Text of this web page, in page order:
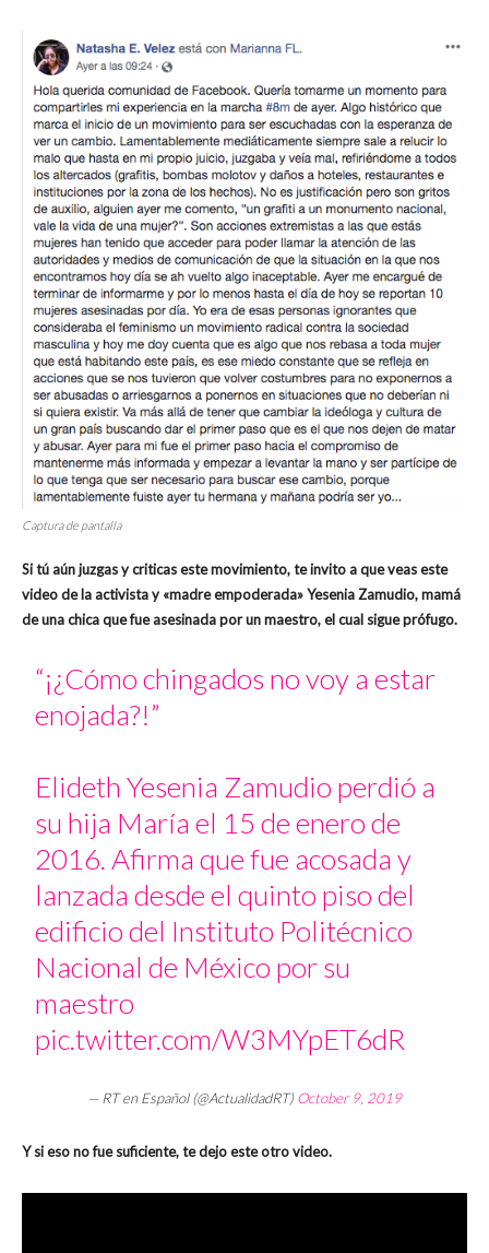
Captura de pantalla
Si tú aún juzgas y criticas este movimiento, te invito a que veas este
video de la activista y «madre empoderada» Yesenia Zamudio, mamá
de una chica que fue asesinada por un maestro, el cual sigue prófugo.
“¡¿Cómo chingados no voy a estar
enojada?!”
Elideth Yesenia Zamudio perdió a
su hija María el 15 de enero de
2016. Afirma que fue acosada y
lanzada desde el quinto piso del
edificio del Instituto Politécnico
Nacional de México por su
maestro
pic.twitter.com/W3MYpET6dR
— RT en Español (@ActualidadRT)October 9, 2019
Y si eso no fue suficiente, te dejo este otro video.